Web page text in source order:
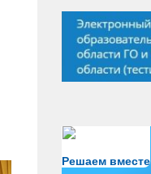
Решаем вместе